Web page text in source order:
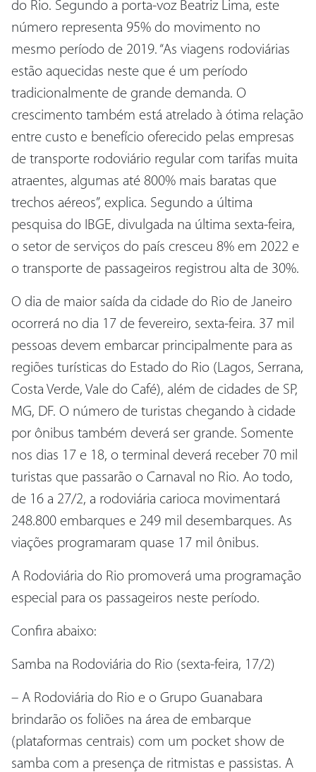
do Rio. Segundo a porta-voz Beatriz Lima, este
número representa 95% do movimento no
mesmo período de 2019. “As viagens rodoviárias
estão aquecidas neste que é um período
tradicionalmente de grande demanda. O
crescimento também está atrelado à ótima relação
entre custo e benefício oferecido pelas empresas
de transporte rodoviário regular com tarifas muita
atraentes, algumas até 800% mais baratas que
trechos aéreos”, explica. Segundo a última
pesquisa do IBGE, divulgada na última sexta-feira,
o setor de serviços do país cresceu 8% em 2022 e
o transporte de passageiros registrou alta de 30%.
O dia de maior saída da cidade do Rio de Janeiro
ocorrerá no dia 17 de fevereiro, sexta-feira. 37 mil
pessoas devem embarcar principalmente para as
regiões turísticas do Estado do Rio (Lagos, Serrana,
Costa Verde, Vale do Café), além de cidades de SP,
MG, DF. O número de turistas chegando à cidade
por ônibus também deverá ser grande. Somente
nos dias 17 e 18, o terminal deverá receber 70 mil
turistas que passarão o Carnaval no Rio. Ao todo,
de 16 a 27/2, a rodoviária carioca movimentará
248.800 embarques e 249 mil desembarques. As
viações programaram quase 17 mil ônibus.
A Rodoviária do Rio promoverá uma programação
especial para os passageiros neste período.
Confira abaixo:
Samba na Rodoviária do Rio (sexta-feira, 17/2)
– A Rodoviária do Rio e o Grupo Guanabara
brindarão os foliões na área de embarque
(plataformas centrais) com um pocket show de
samba com a presença de ritmistas e passistas. A